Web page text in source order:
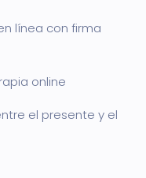
línea con firma
online
el presente y el